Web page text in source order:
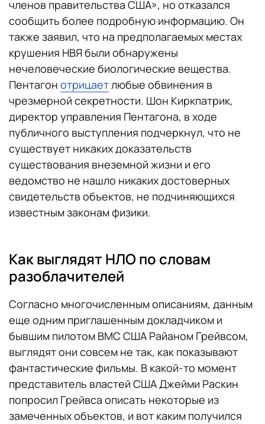
членов правительства США», но отказался
сообщить более подробную информацию. Он
также заявил, что на предполагаемых местах
крушения НВЯ были обнаружены
нечеловеческие биологические вещества.
Пентагон отрицаетлюбые обвинения в
чрезмерной секретности. Шон Киркпатрик,
директор управления Пентагона, в ходе
публичного выступления подчеркнул, что не
существует никаких доказательств
существования внеземной жизни и его
ведомство не нашло никаких достоверных
свидетельств объектов, не подчиняющихся
известным законам физики.
Как выглядят НЛО по словам
разоблачителей
Согласно многочисленным описаниям, данным
еще одним приглашенным докладчиком и
бывшим пилотом ВМС США Райаном Грейвсом,
выглядят они совсем не так, как показывают
фантастические фильмы. В какой-то момент
представитель властей США Джейми Раскин
попросил Грейвса описать некоторые из
замеченных объектов, и вот каким получился